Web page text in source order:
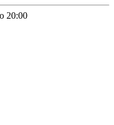
20:00